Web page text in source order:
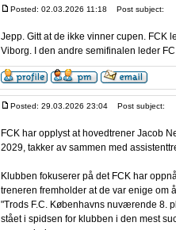
Posted: 02.03.2026 11:18 Post subject:
Jepp. Gitt at de ikke vinner cupen. FCK
Viborg. I den andre semifinalen leder
Posted: 29.03.2026 23:04 Post subject:
FCK har opplyst at hovedtrener Jacob
2029, takker av sammen med
Klubben fokuserer på det FCK har
treneren fremholder at de var enige om
"Trods F.C. Københavns nuværende 8.
stået i spidsen for klubben i den mest